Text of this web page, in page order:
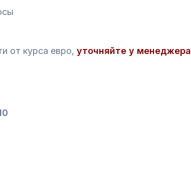
от курса евро, уточняйте у менеджера